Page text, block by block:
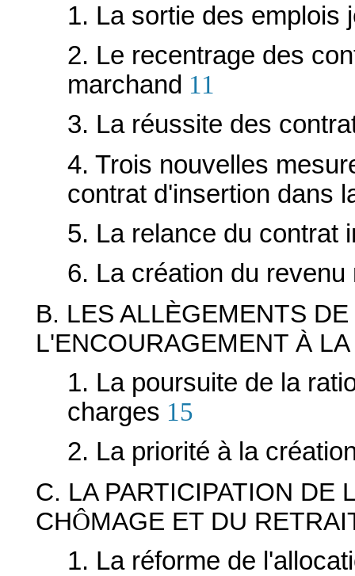
1. La sortie des emplois
2. Le recentrage des
marchand 11
3. La réussite des
4. Trois nouvelles
contrat d'insertion dans
5. La relance du contrat
6. La création du
B. LES ALLÈGEMENTS
L'ENCOURAGEMENT À
1. La poursuite de la
charges 15
2. La priorité à la
C. LA PARTICIPATION DE
CHÔMAGE ET DU
1. La réforme de